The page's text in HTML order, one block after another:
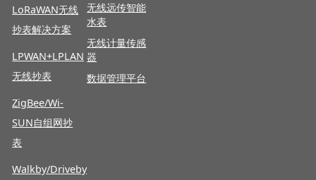
LoRaWAN无线
抄表解决方案
LPWAN+LPLAN
无线抄表
ZigBee/Wi-
SUN自组网抄
表
Walkby/Driveby
无线远传智能
水表
无线计量传感
器
数据管理平台